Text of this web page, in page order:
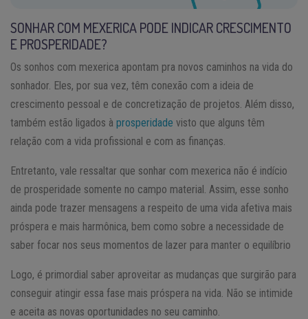
SONHAR COM MEXERICA PODE INDICAR CRESCIMENTO
E PROSPERIDADE?
Os sonhos com mexerica apontam pra novos caminhos na vida do
sonhador. Eles, por sua vez, têm conexão com a ideia de
crescimento pessoal e de concretização de projetos. Além disso,
também estão ligados à prosperidade visto que alguns têm
relação com a vida profissional e com as finanças.
Entretanto, vale ressaltar que sonhar com mexerica não é indício
de prosperidade somente no campo material. Assim, esse sonho
ainda pode trazer mensagens a respeito de uma vida afetiva mais
próspera e mais harmônica, bem como sobre a necessidade de
saber focar nos seus momentos de lazer para manter o equilíbrio
Logo, é primordial saber aproveitar as mudanças que surgirão para
conseguir atingir essa fase mais próspera na vida. Não se intimide
e aceita as novas oportunidades no seu caminho.